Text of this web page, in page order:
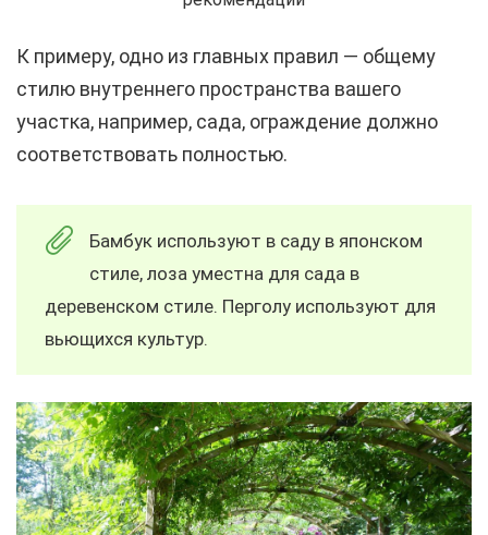
К примеру, одно из главных правил — общему
стилю внутреннего пространства вашего
участка, например, сада, ограждение должно
соответствовать полностью.
Бамбук используют в саду в японском
стиле, лоза уместна для сада в
деревенском стиле. Перголу используют для
вьющихся культур.